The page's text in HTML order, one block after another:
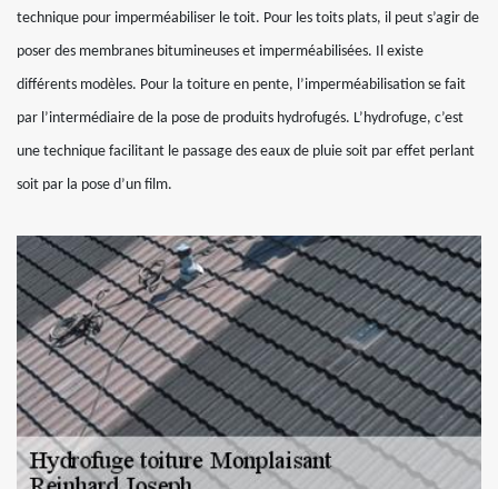
technique pour imperméabiliser le toit. Pour les toits plats, il peut s’agir de
poser des membranes bitumineuses et imperméabilisées. Il existe
différents modèles. Pour la toiture en pente, l’imperméabilisation se fait
par l’intermédiaire de la pose de produits hydrofugés. L’hydrofuge, c’est
une technique facilitant le passage des eaux de pluie soit par effet perlant
soit par la pose d’un film.